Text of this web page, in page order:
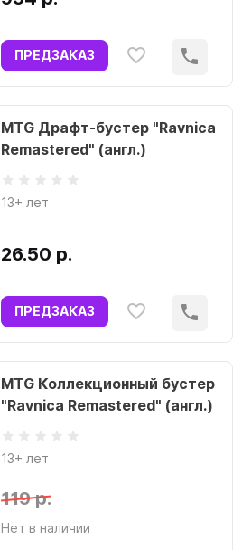
ПРЕДЗАКАЗ
MTG Драфт-бустер "Ravnica
Remastered" (англ.)
13+ лет
26.50 р.
ПРЕДЗАКАЗ
MTG Коллекционный бустер
"Ravnica Remastered" (англ.)
13+ лет
119 р.
Нет в наличии